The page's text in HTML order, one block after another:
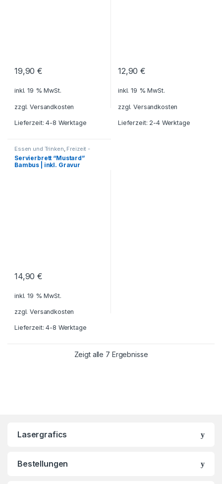
19,90€
inkl. 19 % MwSt.
zzgl.Versandkosten
Lieferzeit: 4-8 Werktage
12,90€
inkl. 19 % MwSt.
zzgl.Versandkosten
Lieferzeit: 2-4 Werktage
Essen und Trinken, Freizeit -
Reisen - Camping - Outdoor
Geschenkideen,Grillzubehör
Haushalt und Deko,Küche -
Haushalt - Deko
Servierbrett “Mustard”
Bambus | inkl. Gravur
14,90€
inkl. 19 % MwSt.
zzgl.Versandkosten
Lieferzeit: 4-8 Werktage
Zeigt alle 7 Ergebnisse
Lasergrafics
Bestellungen